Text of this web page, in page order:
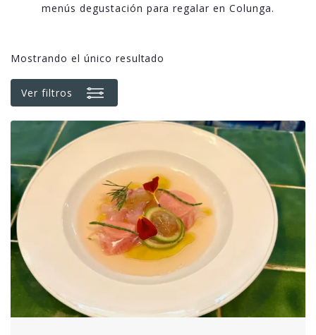
menús degustación para regalar en Colunga.
Mostrando el único resultado
Ver filtros